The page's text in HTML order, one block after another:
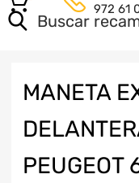
972 61
MANETA
PEUGEOT